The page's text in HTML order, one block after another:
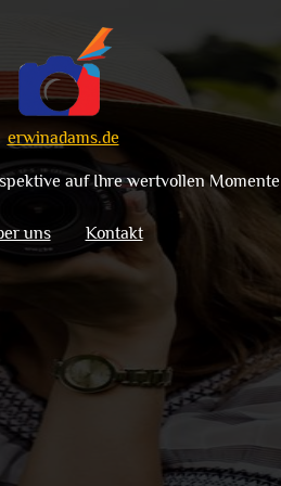
erwinadams.de
auf Ihre wertvollen Momente
uns Kontakt